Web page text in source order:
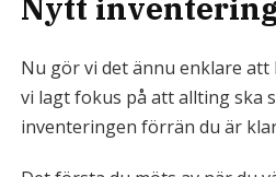
Nu gör vi det ännu enklare
vi lagt fokus på att allting ska
inventeringen förrän du är